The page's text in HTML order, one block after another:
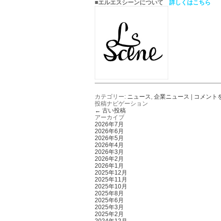
■エルエスシーンについて 詳しくはこちら
カテゴリー: ニュース, 企業ニュース
コメント
投稿ナビゲーション
← 古い投稿
アーカイブ
2026年7月
2026年6月
2026年5月
2026年4月
2026年3月
2026年2月
2026年1月
2025年12月
2025年11月
2025年10月
2025年8月
2025年6月
2025年3月
2025年2月